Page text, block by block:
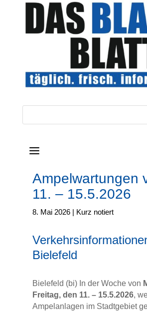
a
Ampelwartungen
11. – 15.5.2026
8. Mai 2026| Kurz notiert
Bielefeld
Bielefeld (bi) In der Woche von
Freitag, den 11. – 15.5.2026,
Ampelanlagen im Stadtgebiet